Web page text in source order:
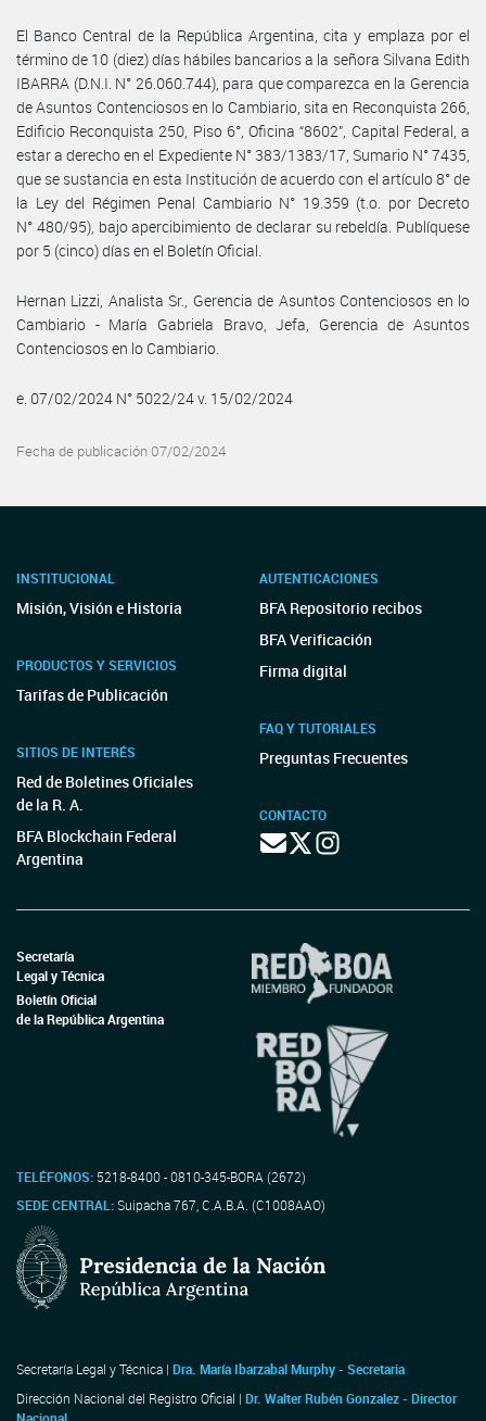
El Banco Central de la República Argentina, cita y emplaza por el
término de 10 (diez) días hábiles bancarios a la señora Silvana Edith
IBARRA (D.N.I. N° 26.060.744), para que comparezca en la Gerencia
de Asuntos Contenciosos en lo Cambiario, sita en Reconquista 266,
Edificio Reconquista 250, Piso 6°, Oficina “8602”, Capital Federal, a
estar a derecho en el Expediente N° 383/1383/17, Sumario N° 7435,
que se sustancia en esta Institución de acuerdo con el artículo 8° de
la Ley del Régimen Penal Cambiario N° 19.359 (t.o. por Decreto
N° 480/95), bajo apercibimiento de declarar su rebeldía. Publíquese
por 5 (cinco) días en el Boletín Oficial.
Hernan Lizzi, Analista Sr., Gerencia de Asuntos Contenciosos en lo
Cambiario - María Gabriela Bravo, Jefa, Gerencia de Asuntos
Contenciosos en lo Cambiario.
e. 07/02/2024 N° 5022/24 v. 15/02/2024
Fecha de publicación 07/02/2024
INSTITUCIONAL
Misión, Visión e Historia
PRODUCTOS Y SERVICIOS
Tarifas de Publicación
SITIOS DE INTERÉS
Red de Boletines Oficiales
de la R. A.
BFA Blockchain Federal
Argentina
AUTENTICACIONES
BFA Repositorio recibos
BFA Verificación
Firma digital
FAQ Y TUTORIALES
Preguntas Frecuentes
CONTACTO
Secretaría
Legal y Técnica
Boletín Oficial
de la República Argentina
TELÉFONOS: 5218-8400 - 0810-345-BORA (2672)
SEDE CENTRAL:Suipacha 767, C.A.B.A. (C1008AAO)
Secretaría Legal y Técnica | Dra. María Ibarzabal Murphy - Secretaria
Dirección Nacional del Registro Oficial | Dr. Walter Rubén Gonzalez - Director
Nacional